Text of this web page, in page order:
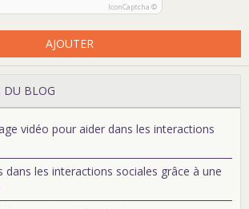
IconCaptcha ©
AJOUTER
DU BLOG
vidéo pour aider dans les interactions
dans les interactions sociales grâce à une